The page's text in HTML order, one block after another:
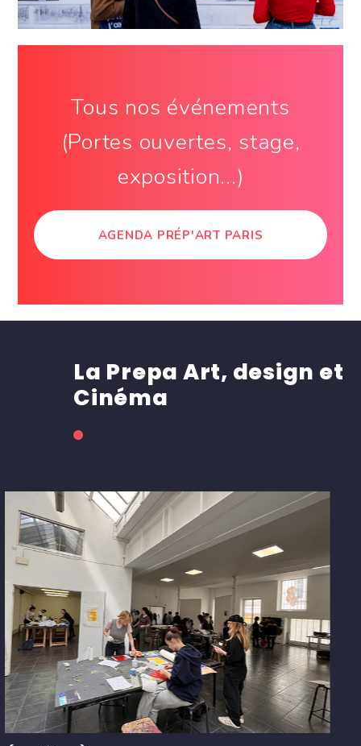
Tous nos événements
(Portes ouvertes, stage,
exposition...)
AGENDA PRÉP'ART PARIS
La Prepa Art, design et
Cinéma